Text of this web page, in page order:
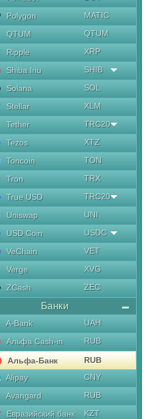
Polygon
MATIC
QTUM
QTUM
Ripple
XRP
Shiba Inu
SHIB
Solana
SOL
Stellar
XLM
Tether
TRC20
Tezos
XTZ
Toncoin
TON
Tron
TRX
True USD
TRC20
Uniswap
UNI
USD Coin
USDC
VeChain
VET
Verge
XVG
ZCash
ZEC
Банки
A-Bank
UAH
Альфа Cash-in
RUB
Альфа-Банк
RUB
Alipay
CNY
Avangard
RUB
Евразийский банк
KZT